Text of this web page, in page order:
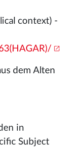
context) -
dem Alten
in
Subject